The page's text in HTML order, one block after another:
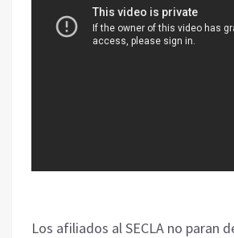
Los afiliados al SECLA no paran